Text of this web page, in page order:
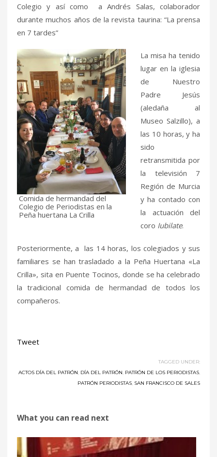
Colegio y así como a Andrés Salas, colaborador
durante muchos años de la revista taurina: “La prensa
en 7 tardes”
Comida de hermandad del
Colegio de Periodistas en la
Peña huertana La Crilla
La misa ha tenido
lugar en la iglesia
de Nuestro
Padre Jesús
(aledaña al
Museo Salzillo), a
las 10 horas, y ha
sido
retransmitida por
la televisión 7
Región de Murcia
y ha contado con
la actuación del
coro Iubilate.
Posteriormente, a las 14 horas, los colegiados y sus
familiares se han trasladado a la Peña Huertana «La
Crilla», sita en Puente Tocinos, donde se ha celebrado
la tradicional comida de hermandad de todos los
compañeros.
Tweet
TAGGED UNDER:
ACTOS DÍA DEL PATRÓN, DÍA DEL PATRÓN, PATRÓN DE LOS PERIODISTAS,
PATRÓN PERIODISTAS, SAN FRANCISCO DE SALES
What you can read next